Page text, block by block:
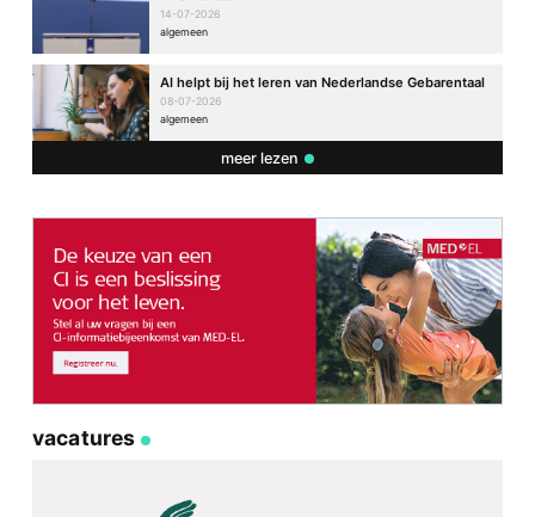
14-07-2026
algemeen
AI helpt bij het leren van Nederlandse Gebarentaal
08-07-2026
algemeen
meer lezen
vacatures